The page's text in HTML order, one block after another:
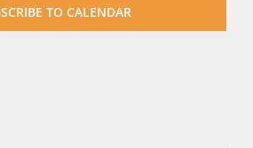
TO CALENDAR